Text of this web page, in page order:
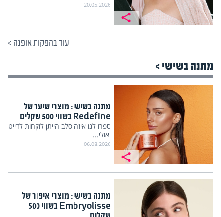
20.05.2026
עוד בהפקות אופנה >
מתנה בשישי >
מתנה בשישי: מוצרי שיער של
Redefine בשווי 500 שקלים
ספרו לנו איזה סלב הייתן לוקחות לדייט
ואולי...
06.08.2026
מתנה בשישי: מוצרי איפור של
Embryolisse בשווי 500